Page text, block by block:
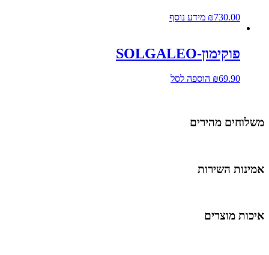
₪730.00 מידע נוסף
פוקימון-SOLGALEO
₪69.90 הוספה לסל
מהירים
השירות
מוצרים